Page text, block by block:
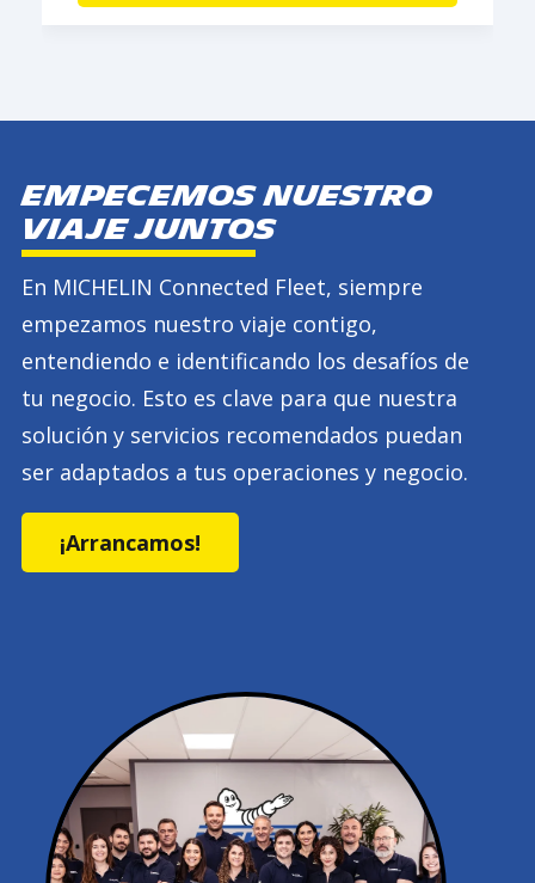
Empecemos nuestro
viaje juntos
En MICHELIN Connected Fleet, siempre
empezamos nuestro viaje contigo,
entendiendo e identificando los desafíos de
tu negocio. Esto es clave para que nuestra
solución y servicios recomendados puedan
ser adaptados a tus operaciones y negocio.
¡Arrancamos!